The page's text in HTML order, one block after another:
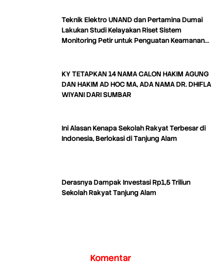
Teknik Elektro UNAND dan Pertamina Dumai
Lakukan Studi Kelayakan Riset Sistem
Monitoring Petir untuk Penguatan Keamanan
KY TETAPKAN 14 NAMA CALON HAKIM AGUNG
DAN HAKIM AD HOC MA, ADA NAMA DR. DHIFLA
WIYANI DARI SUMBAR
Ini Alasan Kenapa Sekolah Rakyat Terbesar di
Indonesia, Berlokasi di Tanjung Alam
Derasnya Dampak Investasi Rp1,5 Triliun
Sekolah Rakyat Tanjung Alam
Komentar